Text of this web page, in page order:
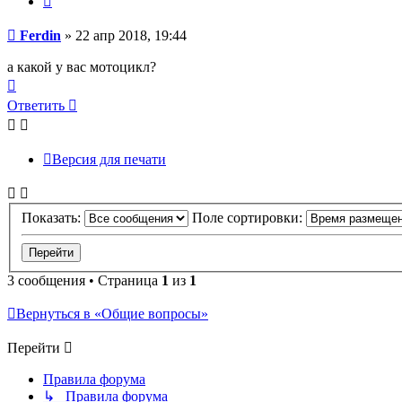
Сообщение
Ferdin » 22 апр 2018, 19:44
а какой у вас мотоцикл?
к
началу
Ответить
Версия для печати
Показать: Поле сортировки:
3 сообщения • Страница 1 из 1
Вернуться в «Общие вопросы»
Перейти
Правила форума
↳ Правила форума